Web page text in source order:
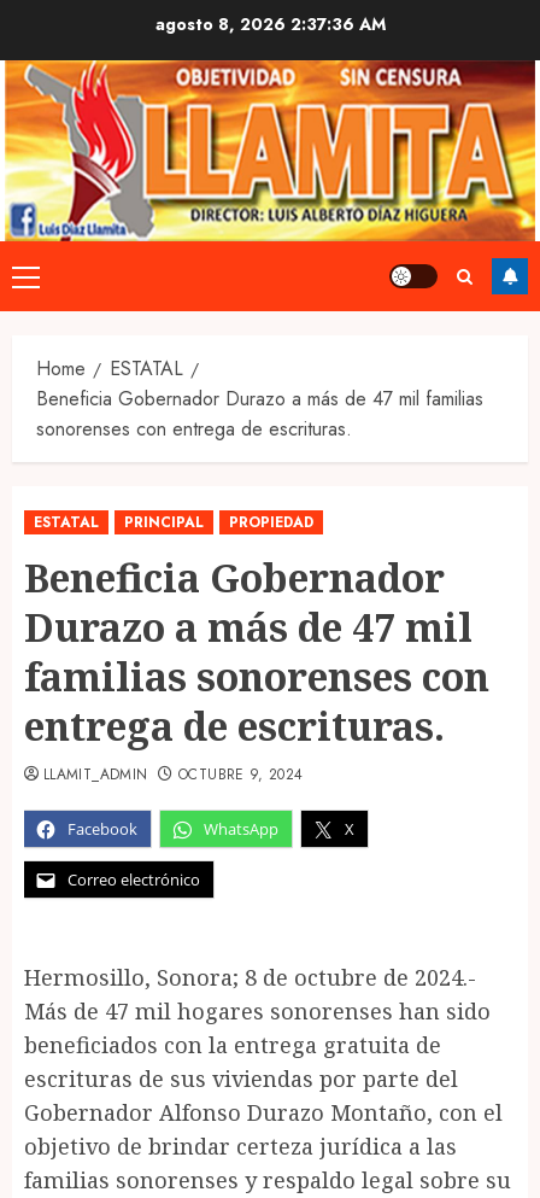
content
agosto 8, 20262:37:37 AM
Primary
Menu
Home
ESTATAL
Beneficia Gobernador Durazo a más de 47 mil familias
sonorenses con entrega de escrituras.
ESTATAL PRINCIPAL PROPIEDAD
Beneficia Gobernador
Durazo a más de 47 mil
familias sonorenses con
entrega de escrituras.
Facebook WhatsApp X
Correo electrónico
LLAMIT_ADMIN OCTUBRE 9, 2024
Hermosillo, Sonora; 8 de octubre de 2024.-
Más de 47 mil hogares sonorenses han sido
beneficiados con la entrega gratuita de
escrituras de sus viviendas por parte del
Gobernador Alfonso Durazo Montaño, con el
objetivo de brindar certeza jurídica a las
familias sonorenses y respaldo legal sobre su